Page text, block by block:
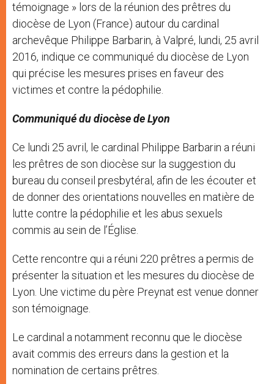
témoignage » lors de la réunion des prêtres du
diocèse de Lyon (France) autour du cardinal
archevêque Philippe Barbarin, à Valpré, lundi, 25 avril
2016, indique ce communiqué du diocèse de Lyon
qui précise les mesures prises en faveur des
victimes et contre la pédophilie.
Communiqué du diocèse de Lyon
Ce lundi 25 avril, le cardinal Philippe Barbarin a réuni
les prêtres de son diocèse sur la suggestion du
bureau du conseil presbytéral, afin de les écouter et
de donner des orientations nouvelles en matière de
lutte contre la pédophilie et les abus sexuels
commis au sein de l’Église.
Cette rencontre qui a réuni 220 prêtres a permis de
présenter la situation et les mesures du diocèse de
Lyon. Une victime du père Preynat est venue donner
son témoignage.
Le cardinal a notamment reconnu que le diocèse
avait commis des erreurs dans la gestion et la
nomination de certains prêtres.